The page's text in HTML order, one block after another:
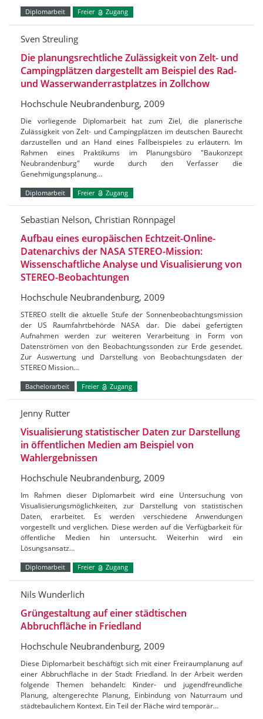
Diplomarbeit Freier Zugang
Sven Streuling
Die planungsrechtliche Zulässigkeit von Zelt- und
Campingplätzen dargestellt am Beispiel des Rad-
und Wasserwanderrastplatzes in Zollchow
Hochschule Neubrandenburg, 2009
Die vorliegende Diplomarbeit hat zum Ziel, die planerische
Zulässigkeit von Zelt- und Campingplätzen im deutschen Baurecht
darzustellen und an Hand eines Fallbeispieles zu erläutern. Im
Rahmen eines Praktikums im Planungsbüro "Baukonzept
Neubrandenburg" wurde durch den Verfasser die
Genehmigungsplanung…
Diplomarbeit Freier Zugang
Sebastian Nelson, Christian Rönnpagel
Aufbau eines europäischen Echtzeit-Online-
Datenarchivs der NASA STEREO-Mission:
Wissenschaftliche Analyse und Visualisierung von
STEREO-Beobachtungen
Hochschule Neubrandenburg, 2009
STEREO stellt die aktuelle Stufe der Sonnenbeobachtungsmission
der US Raumfahrtbehörde NASA dar. Die dabei gefertigten
Aufnahmen werden zur weiteren Verarbeitung in Form von
Datenströmen von den Beobachtungssonden zur Erde gesendet.
Zur Auswertung und Darstellung von Beobachtungsdaten der
STEREO Mission…
Bachelorarbeit Freier Zugang
Jenny Rutter
Visualisierung statistischer Daten zur Darstellung
in öffentlichen Medien am Beispiel von
Wahlergebnissen
Hochschule Neubrandenburg, 2009
Im Rahmen dieser Diplomarbeit wird eine Untersuchung von
Visualisierungsmöglichkeiten, zur Darstellung von statistischen
Daten, erarbeitet. Es werden verschiedene Anwendungen
vorgestellt und verglichen. Diese werden auf die Verfügbarkeit für
öffentliche Medien hin untersucht. Weiterhin wird ein
Lösungsansatz…
Diplomarbeit Freier Zugang
Nils Wunderlich
Grüngestaltung auf einer städtischen
Abbruchfläche in Friedland
Hochschule Neubrandenburg, 2009
Diese Diplomarbeit beschäftigt sich mit einer Freiraumplanung auf
einer Abbruchfläche in der Stadt Friedland. In der Arbeit werden
folgende Themen behandelt: Kinder- und jugendfreundliche
Planung, altengerechte Planung, Einbindung von Naturraum und
städtebaulichem Kontext. Ein Teil der Fläche wird temporär…